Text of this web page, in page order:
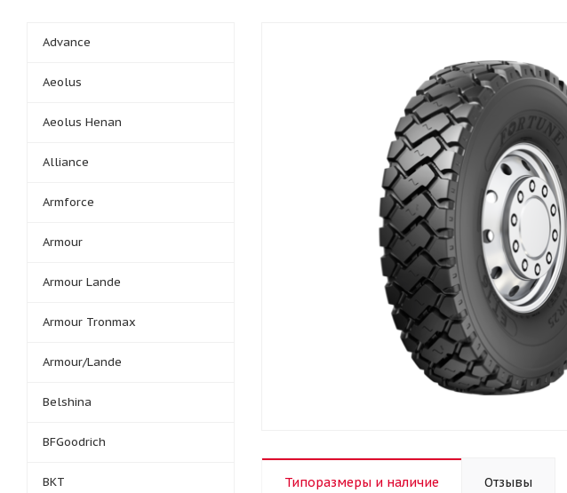
Типоразмеры и наличие Отзывы
Advance
Aeolus
Aeolus Henan
Alliance
Armforce
Armour
Armour Lande
Armour Tronmax
Armour/Lande
Belshina
BFGoodrich
BKT